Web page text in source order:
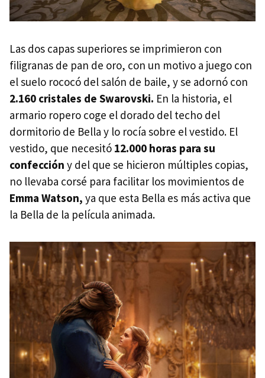
Las dos capas superiores se imprimieron con
filigranas de pan de oro, con un motivo a juego con
el suelo rococó del salón de baile, y se adornó con
2.160 cristales de Swarovski. En la historia, el
armario ropero coge el dorado del techo del
dormitorio de Bella y lo rocía sobre el vestido. El
vestido, que necesitó 12.000 horas para su
confección y del que se hicieron múltiples copias,
no llevaba corsé para facilitar los movimientos de
Emma Watson, ya que esta Bella es más activa que
la Bella de la película animada.